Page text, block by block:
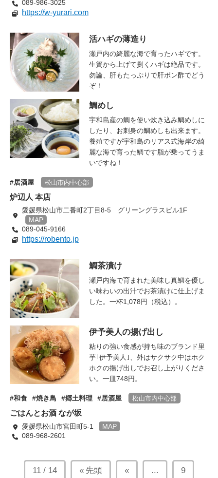
089-986-3025
https://w-yurari.com
活ハギの薄造り
瀬戸内の綺麗な海で育ったハギです。
生簀から上げて捌くハギは絶品です。
勿論、肝もたっぷりで肝ポン酢でどう
ぞ！
鯛めし
宇和島産の鯛を使い炊き込み鯛めしに
したり、お刺身の鯛めしも出来ます。
養殖ですが宇和島のリアス式海岸の綺
麗な海で育った鯛です脂が乗ってうま
いですね！
居酒屋 松山市内中心部
炉辺人 本店
愛媛県松山市二番町2丁目8-5 グリーングラスビル1F
MAP
089-045-9166
https://robento.jp
鯛茶漬け
瀬戸内海で育まれた美味し真鯛を優し
い味わいの出汁でお茶漬けに仕上げま
した。一杯1,078円（税込）。
伊予美人の揚げ出し
粘りの強い食感が持ち味のブランド里
芋｢伊予美人｣、外はサクサク中はホク
ホクの揚げ出しでお召し上がりくださ
い。一皿748円。
和食 焼き鳥 郷土料理 居酒屋 松山市内中心部
ごはんとお酒 なが坂
愛媛県松山市宮田町5-1
MAP
089-968-2601
11 / 14 « 先頭 « ... 9